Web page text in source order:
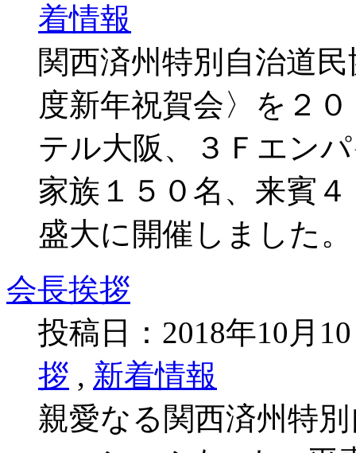
着情報
関西済州特別自治道
度新年祝賀会〉を２
テル大阪、３Ｆエン
家族１５０名、来賓
盛大に開催しました
会長挨拶
投稿日：2018年10月
拶 , 新着情報
親愛なる関西済州特